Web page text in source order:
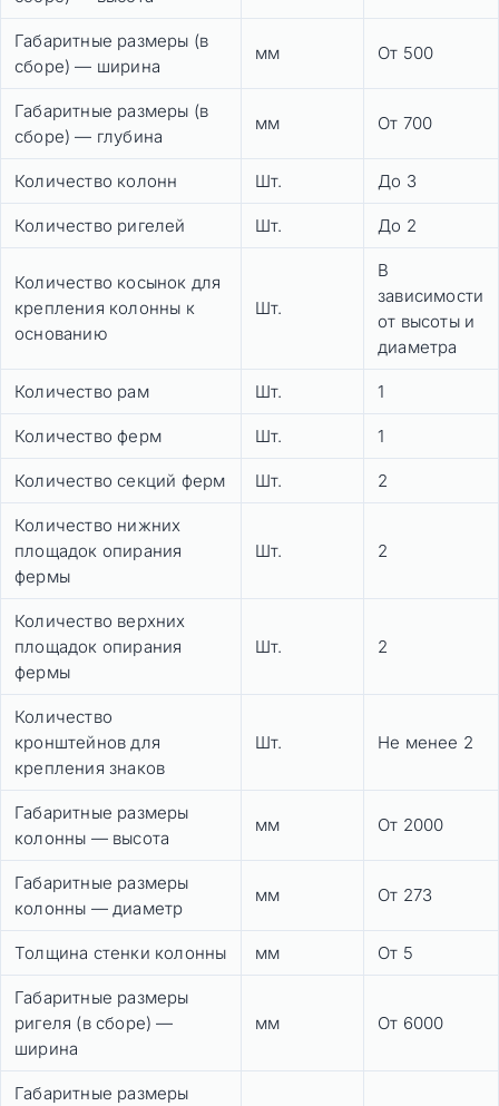
Габаритные размеры (в
сборе) — ширина
мм От 500
Габаритные размеры (в
сборе) — глубина
мм От 700
Количество колонн Шт. До 3
Количество ригелей Шт. До 2
Количество косынок для
крепления колонны к
основанию
Шт.
В
зависимости
от высоты и
диаметра
Количество рам Шт. 1
Количество ферм Шт. 1
Количество секций ферм Шт. 2
Количество нижних
площадок опирания
фермы
Шт. 2
Количество верхних
площадок опирания
фермы
Шт. 2
Количество
кронштейнов для
крепления знаков
Шт. Не менее 2
Габаритные размеры
колонны — высота
мм От 2000
Габаритные размеры
колонны — диаметр
мм От 273
Толщина стенки колонны мм От 5
Габаритные размеры
ригеля (в сборе) —
ширина
мм От 6000
Габаритные размеры